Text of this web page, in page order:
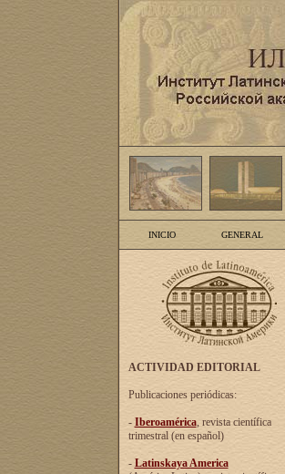
INICIO GENERAL
ACTIVIDAD EDITORIAL
Publicaciones periódicas:
- Iberoamérica, revista científica
trimestral (en español)
- Latinskaya America